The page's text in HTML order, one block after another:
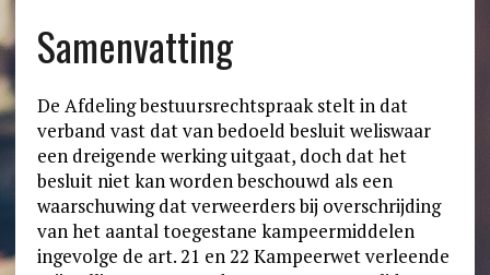
Samenvatting
De Afdeling bestuursrechtspraak stelt in dat
verband vast dat van bedoeld besluit weliswaar
een dreigende werking uitgaat, doch dat het
besluit niet kan worden beschouwd als een
waarschuwing dat verweerders bij overschrijding
van het aantal toegestane kampeermiddelen
ingevolge de art. 21 en 22 Kampeerwet verleende